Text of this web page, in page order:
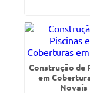
Construção de
em
Novais